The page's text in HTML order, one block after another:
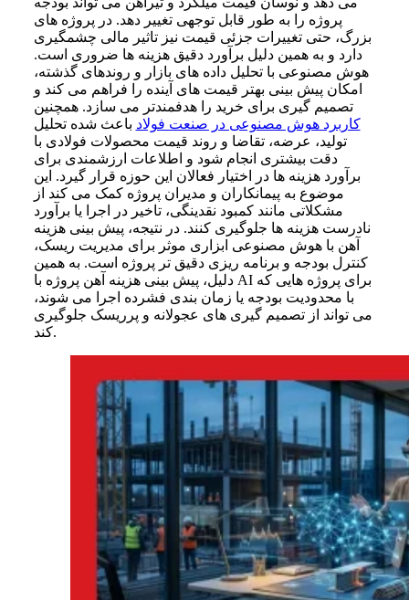
پروژه را به طور قابل توجهی تغییر دهد. در پروژه های
بزرگ، حتی تغییرات جزئی قیمت نیز تاثیر مالی چشمگیری
دارد و به همین دلیل برآورد دقیق هزینه ها ضروری است.
هوش مصنوعی با تحلیل داده های بازار و روندهای گذشته،
امکان پیش بینی بهتر قیمت های آینده را فراهم می کند و
تصمیم گیری برای خرید را هدفمندتر می سازد. همچنین
کاربرد هوش مصنوعی در صنعت فولاد باعث شده تحلیل
تولید، عرضه، تقاضا و روند قیمت محصولات فولادی با
دقت بیشتری انجام شود و اطلاعات ارزشمندی برای
برآورد هزینه ها در اختیار فعالان این حوزه قرار گیرد. این
موضوع به پیمانکاران و مدیران پروژه کمک می کند از
مشکلاتی مانند کمبود نقدینگی، تاخیر در اجرا یا برآورد
نادرست هزینه ها جلوگیری کنند. در نتیجه، پیش بینی هزینه
آهن با هوش مصنوعی ابزاری موثر برای مدیریت ریسک،
کنترل بودجه و برنامه ریزی دقیق تر پروژه است. به همین
دلیل، پیش‌ بینی هزینه آهن پروژه با AI برای پروژه هایی که
با محدودیت بودجه یا زمان بندی فشرده اجرا می شوند،
می تواند از تصمیم گیری های عجولانه و پرریسک جلوگیری
کند.